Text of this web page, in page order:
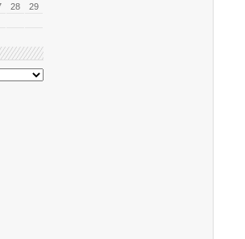
28
29